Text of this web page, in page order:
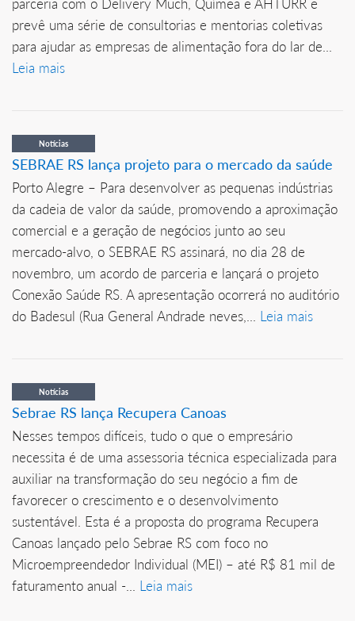
parceria com o Delivery Much, Químea e AHTURR e
prevê uma série de consultorias e mentorias coletivas
para ajudar as empresas de alimentação fora do lar de...
Leia mais
Notícias
SEBRAE RS lança projeto para o mercado da saúde
Porto Alegre – Para desenvolver as pequenas indústrias
da cadeia de valor da saúde, promovendo a aproximação
comercial e a geração de negócios junto ao seu
mercado-alvo, o SEBRAE RS assinará, no dia 28 de
novembro, um acordo de parceria e lançará o projeto
Conexão Saúde RS. A apresentação ocorrerá no auditório
do Badesul (Rua General Andrade neves,... Leia mais
Notícias
Sebrae RS lança Recupera Canoas
Nesses tempos difíceis, tudo o que o empresário
necessita é de uma assessoria técnica especializada para
auxiliar na transformação do seu negócio a fim de
favorecer o crescimento e o desenvolvimento
sustentável. Esta é a proposta do programa Recupera
Canoas lançado pelo Sebrae RS com foco no
Microempreendedor Individual (MEI) – até R$ 81 mil de
faturamento anual -... Leia mais